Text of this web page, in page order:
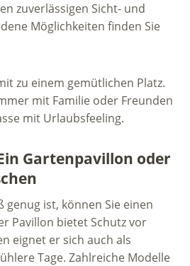
zuverlässigen Sicht- und
Möglichkeiten finden Sie
zu einem gemütlichen Platz.
mit Familie oder Freunden
mit Urlaubsfeeling.
Gartenpavillon oder
ist, können Sie einen
Pavillon bietet Schutz vor
eignet er sich auch als
Tage. Zahlreiche Modelle